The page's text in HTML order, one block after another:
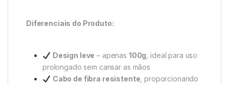
Diferenciais do Produto:
Design leve – apenas 100g , ideal para uso
prolongado sem cansar as mãos
Cabo de fibra resistente , proporcionando